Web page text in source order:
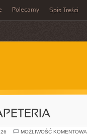
Polecamy Spis Treści
MOŻLIWOŚĆ